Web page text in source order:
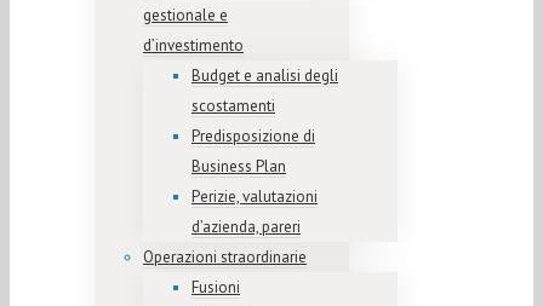
gestionale e
d’investimento
Budget e analisi degli
scostamenti
Predisposizione di
Business Plan
Perizie, valutazioni
d’azienda, pareri
Operazioni straordinarie
Fusioni